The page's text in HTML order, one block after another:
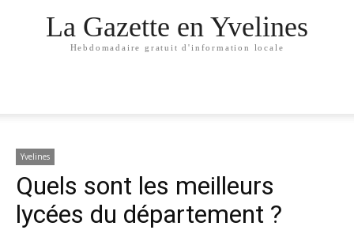
La Gazette en Yvelines
Hebdomadaire gratuit d'information locale
Yvelines
Quels sont les meilleurs
lycées du département ?